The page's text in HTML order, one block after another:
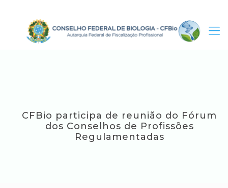
CFBio participa de reunião do Fórum
dos Conselhos de Profissões
Regulamentadas